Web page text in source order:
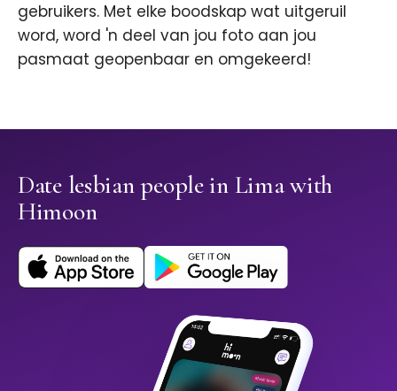
gebruikers. Met elke boodskap wat uitgeruil
word, word 'n deel van jou foto aan jou
pasmaat geopenbaar en omgekeerd!
Date lesbian people in Lima with
Himoon